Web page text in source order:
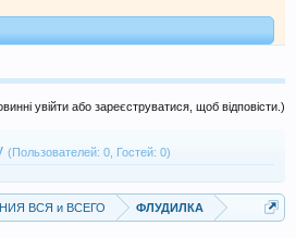
увійти або зареєструватися, щоб відповісти.)
(Пользователей: 0, Гостей: 0)
ВСЯ и ВСЕГО ФЛУДИЛКА